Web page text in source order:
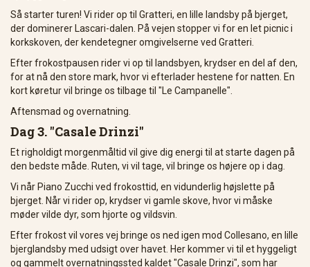
Så starter turen! Vi rider op til Gratteri, en lille landsby på bjerget,
der dominerer Lascari-dalen. På vejen stopper vi for en let picnic i
korkskoven, der kendetegner omgivelserne ved Gratteri.
Efter frokostpausen rider vi op til landsbyen, krydser en del af den,
for at nå den store mark, hvor vi efterlader hestene for natten. En
kort køretur vil bringe os tilbage til "Le Campanelle".
Aftensmad og overnatning.
Dag 3. "Casale Drinzi"
Et righoldigt morgenmåltid vil give dig energi til at starte dagen på
den bedste måde. Ruten, vi vil tage, vil bringe os højere op i dag.
Vi når Piano Zucchi ved frokosttid, en vidunderlig højslette på
bjerget. Når vi rider op, krydser vi gamle skove, hvor vi måske
møder vilde dyr, som hjorte og vildsvin.
Efter frokost vil vores vej bringe os ned igen mod Collesano, en lille
bjerglandsby med udsigt over havet. Her kommer vi til et hyggeligt
og gammelt overnatningssted kaldet "Casale Drinzi", som har